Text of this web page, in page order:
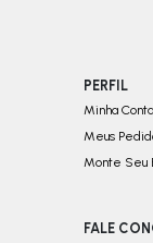
PERFIL
Minha Conta
Meus
Monte Seu
FALE